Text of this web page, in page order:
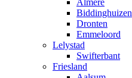
Almere
Biddinghuizen
Dronten
Emmeloord
Lelystad
Swifterbant
Friesland